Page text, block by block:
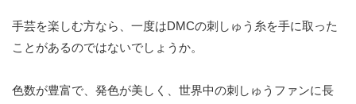
手芸を楽しむ方なら、一度はDMCの刺しゅう糸を手に取った
ことがあるのではないでしょうか。
色数が豊富で、発色が美しく、世界中の刺しゅうファンに長